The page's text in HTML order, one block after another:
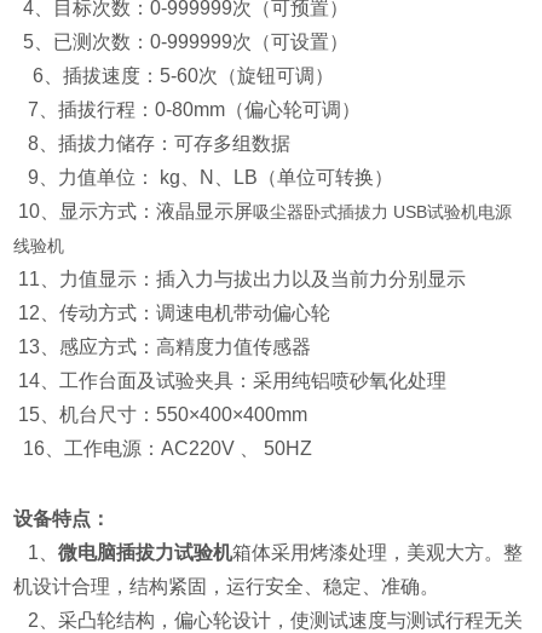
4、目标次数：0-999999次（可预置）
5、已测次数：0-999999次（可设置）
6、插拔速度：5-60次（旋钮可调）
7、插拔行程：0-80mm（偏心轮可调）
8、插拔力储存：可存多组数据
9、力值单位： kg、N、LB（单位可转换）
10、显示方式：液晶显示屏吸尘器卧式插拔力 USB试验机电源
线验机
11、力值显示：插入力与拔出力以及当前力分别显示
12、传动方式：调速电机带动偏心轮
13、感应方式：高精度力值传感器
14、工作台面及试验夹具：采用纯铝喷砂氧化处理
15、机台尺寸：550×400×400mm
16、工作电源：AC220V 、 50HZ
设备特点：
1、微电脑插拔力试验机箱体采用烤漆处理，美观大方。整
机设计合理，结构紧固，运行安全、稳定、准确。
2、采凸轮结构，偏心轮设计，使测试速度与测试行程无关